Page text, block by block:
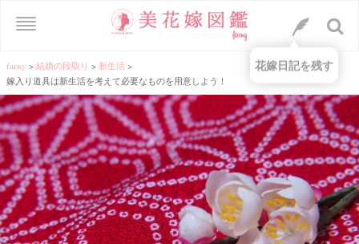
farny > 結婚の段取り > 新生活 >
嫁入り道具は新生活を考えて必要なものを用意しよう！
花嫁日記を残す